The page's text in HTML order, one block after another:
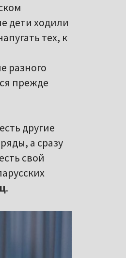
дети ходили
тех, к
разного
прежде
другие
а сразу
свой
.